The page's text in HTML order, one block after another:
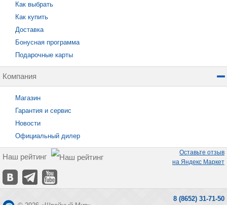
Как выбрать
Как купить
Доставка
Бонусная программа
Подарочные карты
Компания
Магазин
Гарантия и сервис
Новости
Официальный дилер
Наш рейтинг
Оставьте отзыв
на Яндекс Маркет
8 (8652) 31-71-50